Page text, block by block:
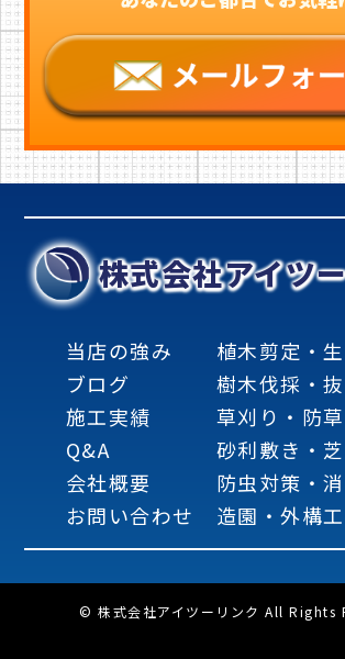
株式会社アイツ
当店の強み
ブログ
施工実績
Q&A
会社概要
お問い合わせ
植木剪定・
樹木伐採・
草刈り・防草
砂利敷き・
防虫対策・
造園・外構
© 株式会社アイツーリンク All Rights